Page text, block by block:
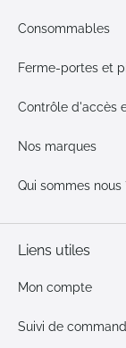
Consommables
Ferme-portes et
Contrôle d'accès
Nos marques
Qui sommes nous
Liens utiles
Mon compte
Suivi de